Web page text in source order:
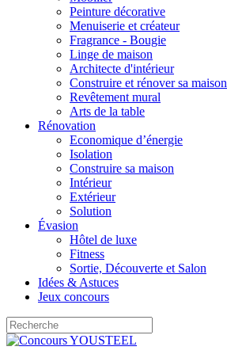
Peinture décorative
Menuiserie et créateur
Fragrance - Bougie
Linge de maison
Architecte d'intérieur
Construire et rénover sa maison
Revêtement mural
Arts de la table
Rénovation
Economique d’énergie
Isolation
Construire sa maison
Intérieur
Extérieur
Solution
Évasion
Hôtel de luxe
Fitness
Sortie, Découverte et Salon
Idées & Astuces
Jeux concours